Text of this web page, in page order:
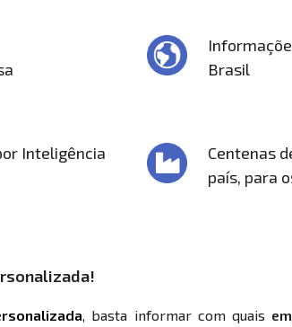
Inteligência
Brasil
Centenas
país, para
, basta informar com quais